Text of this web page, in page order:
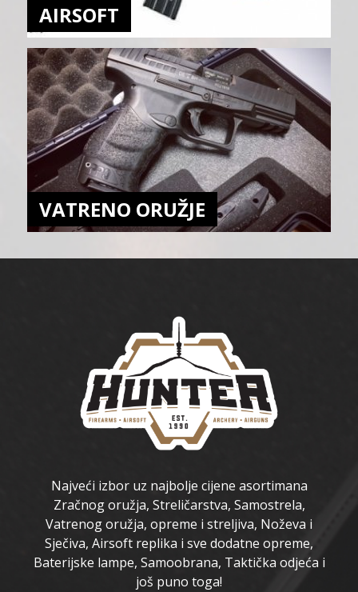
AIRSOFT
VATRENO ORUŽJE
Najveći izbor uz najbolje cijene asortimana
Zračnog oružja, Streličarstva, Samostrela,
Vatrenog oružja, opreme i streljiva, Noževa i
Sječiva, Airsoft replika i sve dodatne opreme,
Baterijske lampe, Samoobrana, Taktička odjeća i
još puno toga!